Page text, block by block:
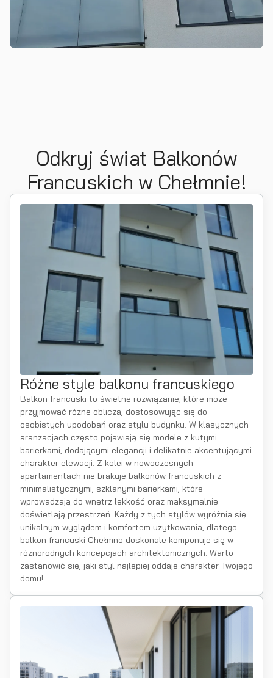
Odkryj świat Balkonów
Francuskich w Chełmnie!
Różne style balkonu francuskiego
Balkon francuski to świetne rozwiązanie, które może
przyjmować różne oblicza, dostosowując się do
osobistych upodobań oraz stylu budynku. W klasycznych
aranżacjach często pojawiają się modele z kutymi
barierkami, dodającymi elegancji i delikatnie akcentującymi
charakter elewacji. Z kolei w nowoczesnych
apartamentach nie brakuje balkonów francuskich z
minimalistycznymi, szklanymi barierkami, które
wprowadzają do wnętrz lekkość oraz maksymalnie
doświetlają przestrzeń. Każdy z tych stylów wyróżnia się
unikalnym wyglądem i komfortem użytkowania, dlatego
balkon francuski Chełmno doskonale komponuje się w
różnorodnych koncepcjach architektonicznych. Warto
zastanowić się, jaki styl najlepiej oddaje charakter Twojego
domu!